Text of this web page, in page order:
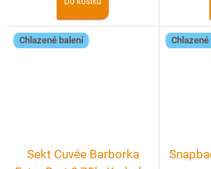
Chlazené balení
Sekt Cuvée Barborka
Chlazené